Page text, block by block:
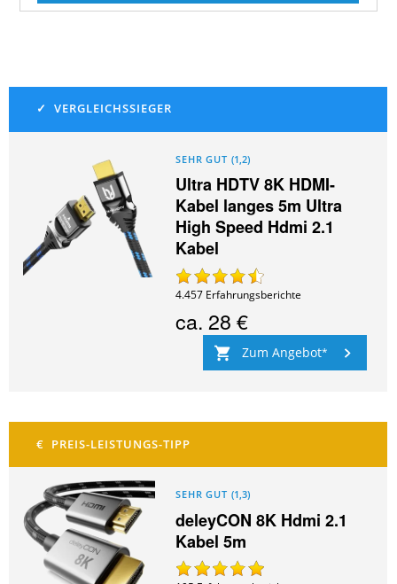
SEHR GUT (1,2)
Ultra HDTV 8K HDMI-
Kabel langes 5m Ultra
High Speed Hdmi 2.1
Kabel
4.457 Erfahrungsberichte
ca.28 €
Zum Angebot
SEHR GUT (1,3)
deleyCON 8K Hdmi 2.1
Kabel 5m